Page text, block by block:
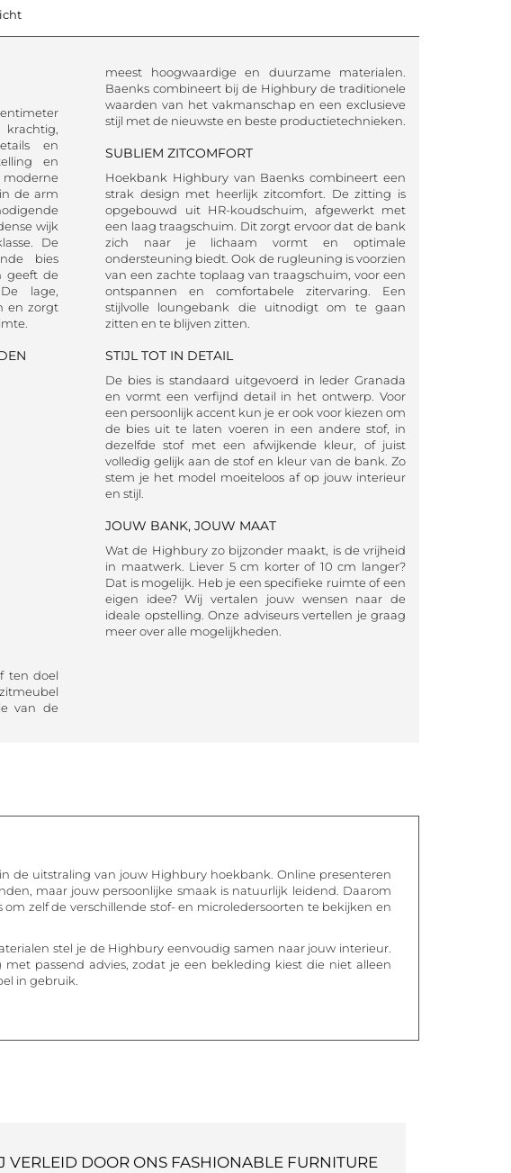
en
en
de arm
wijk
De
bies
geeft de
lage,
en zorgt
ten doel
van de
meest hoogwaardige en duurzame materialen.
Baenks combineert bij de Highbury de traditionele
waarden van het vakmanschap en een exclusieve
stijl met de nieuwste en beste productietechnieken.
SUBLIEM ZITCOMFORT
Hoekbank Highbury van Baenks combineert een
strak design met heerlijk zitcomfort. De zitting is
opgebouwd uit HR-koudschuim, afgewerkt met
een laag traagschuim. Dit zorgt ervoor dat de bank
zich naar je lichaam vormt en optimale
ondersteuning biedt. Ook de rugleuning is voorzien
van een zachte toplaag van traagschuim, voor een
ontspannen en comfortabele zitervaring. Een
stijlvolle loungebank die uitnodigt om te gaan
zitten en te blijven zitten.
STIJL TOT IN DETAIL
De bies is standaard uitgevoerd in leder Granada
en vormt een verfijnd detail in het ontwerp. Voor
een persoonlijk accent kun je er ook voor kiezen om
de bies uit te laten voeren in een andere stof, in
dezelfde stof met een afwijkende kleur, of juist
volledig gelijk aan de stof en kleur van de bank. Zo
stem je het model moeiteloos af op jouw interieur
en stijl.
JOUW BANK, JOUW MAAT
Wat de Highbury zo bijzonder maakt, is de vrijheid
in maatwerk. Liever 5 cm korter of 10 cm langer?
Dat is mogelijk. Heb je een specifieke ruimte of een
eigen idee? Wij vertalen jouw wensen naar de
ideale opstelling. Onze adviseurs vertellen je graag
meer over alle mogelijkheden.
de uitstraling van jouw Highbury hoekbank. Online presenteren
maar jouw persoonlijke smaak is natuurlijk leidend. Daarom
zelf de verschillende stof- en microledersoorten te bekijken en
stel je de Highbury eenvoudig samen naar jouw interieur.
passend advies, zodat je een bekleding kiest die niet alleen
in gebruik.
VERLEID DOOR ONS FASHIONABLE FURNITURE